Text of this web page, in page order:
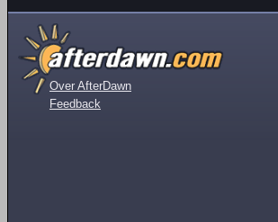
Over AfterDawn
Feedback